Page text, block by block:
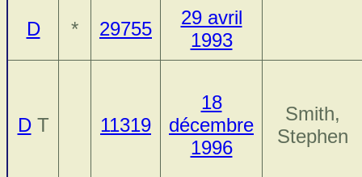
D * 29755
29 avril
1993
DT 11319
18
décembre
1996
Smith,
Stephen